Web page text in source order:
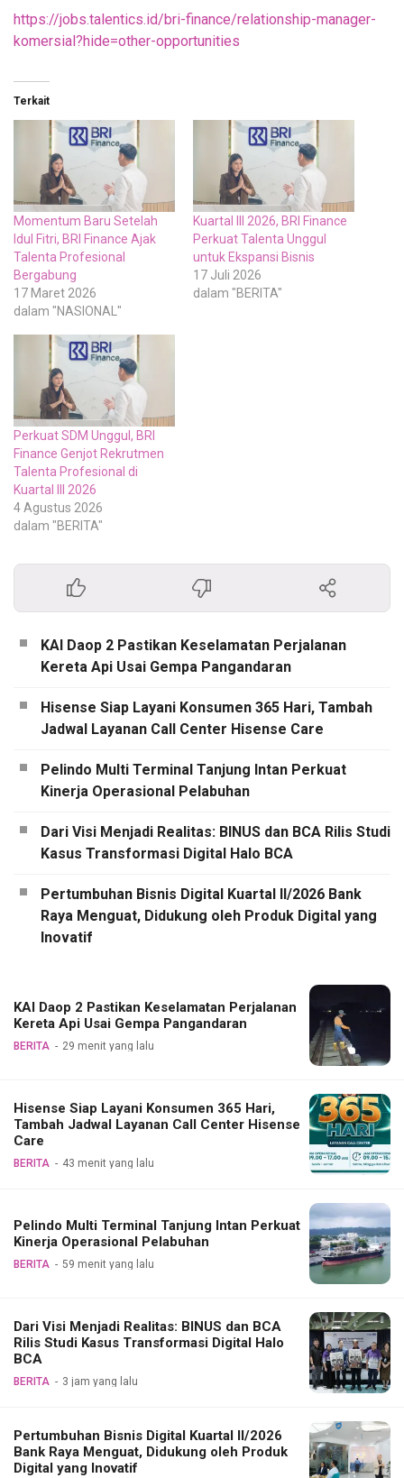
https://jobs.talentics.id/bri-finance/relationship-manager-
komersial?hide=other-opportunities
Terkait
Momentum Baru Setelah
Idul Fitri, BRI Finance Ajak
Talenta Profesional
Bergabung
17 Maret 2026
dalam "NASIONAL"
Kuartal III 2026, BRI Finance
Perkuat Talenta Unggul
untuk Ekspansi Bisnis
17 Juli 2026
dalam "BERITA"
Perkuat SDM Unggul, BRI
Finance Genjot Rekrutmen
Talenta Profesional di
Kuartal III 2026
4 Agustus 2026
dalam "BERITA"
KAI Daop 2 Pastikan Keselamatan Perjalanan
Kereta Api Usai Gempa Pangandaran
Hisense Siap Layani Konsumen 365 Hari, Tambah
Jadwal Layanan Call Center Hisense Care
Pelindo Multi Terminal Tanjung Intan Perkuat
Kinerja Operasional Pelabuhan
Dari Visi Menjadi Realitas: BINUS dan BCA Rilis Studi
Kasus Transformasi Digital Halo BCA
Pertumbuhan Bisnis Digital Kuartal II/2026 Bank
Raya Menguat, Didukung oleh Produk Digital yang
Inovatif
KAI Daop 2 Pastikan Keselamatan Perjalanan
Kereta Api Usai Gempa Pangandaran
BERITA 29 menit yang lalu
Hisense Siap Layani Konsumen 365 Hari,
Tambah Jadwal Layanan Call Center Hisense
Care
BERITA 43 menit yang lalu
Pelindo Multi Terminal Tanjung Intan Perkuat
Kinerja Operasional Pelabuhan
BERITA 59 menit yang lalu
Dari Visi Menjadi Realitas: BINUS dan BCA
Rilis Studi Kasus Transformasi Digital Halo
BCA
BERITA 3 jam yang lalu
Pertumbuhan Bisnis Digital Kuartal II/2026
Bank Raya Menguat, Didukung oleh Produk
Digital yang Inovatif